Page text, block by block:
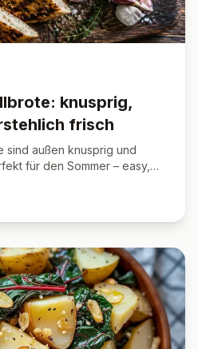
knusprig,
frisch
sind außen knusprig und
für den Sommer – easy,